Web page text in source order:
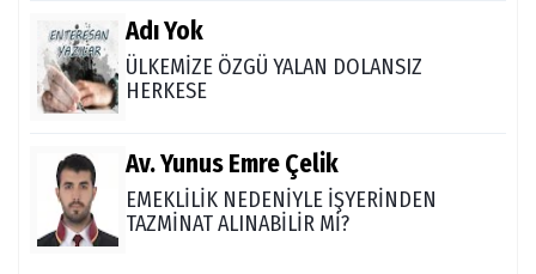
Adı Yok
ÜLKEMİZE ÖZGÜ YALAN DOLANSIZ
HERKESE
Av. Yunus Emre Çelik
EMEKLİLİK NEDENİYLE İŞYERİNDEN
TAZMİNAT ALINABİLİR Mİ?